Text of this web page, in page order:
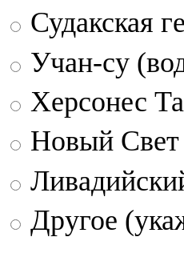
Судакская
Учан-су
Херсонес
Новый
Другое